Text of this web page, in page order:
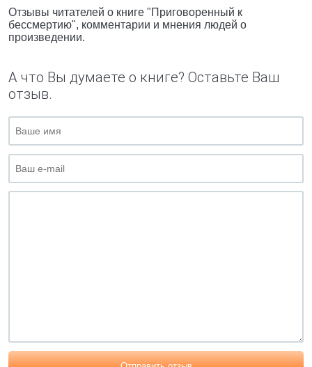
Отзывы читателей о книге "Приговоренный к
бессмертию", комментарии и мнения людей о
произведении.
А что Вы думаете о книге? Оставьте Ваш
отзыв.